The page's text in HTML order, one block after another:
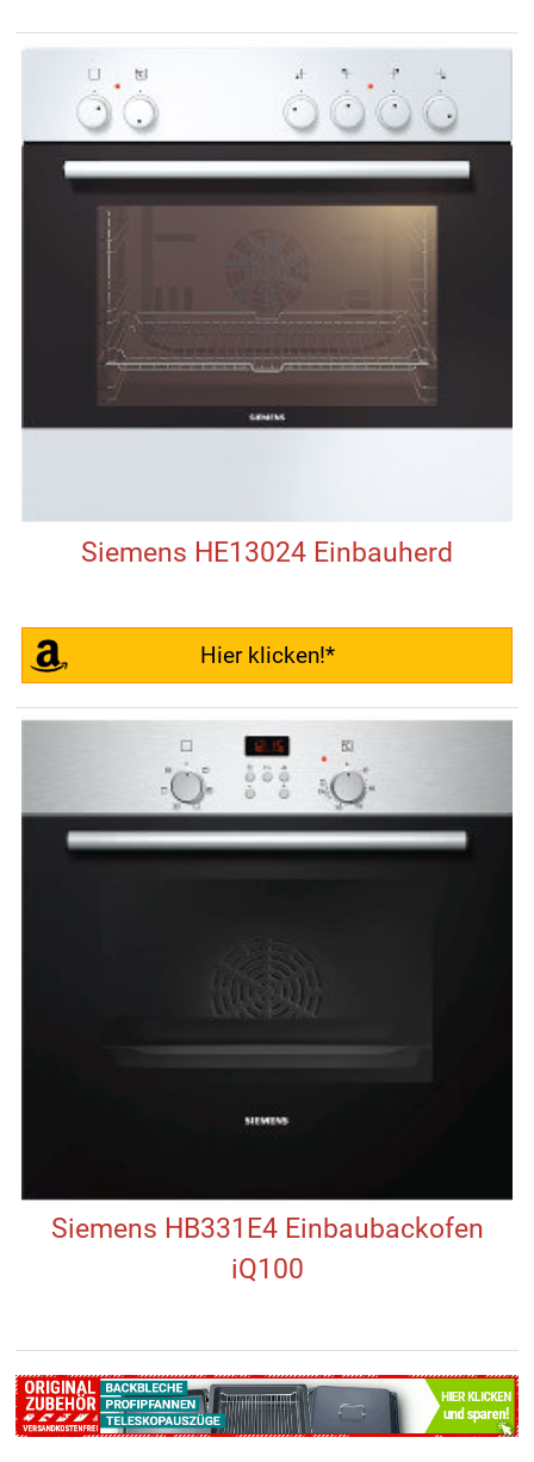
Siemens HE13024 Einbauherd
Hier klicken!*
Siemens HB331E4 Einbaubackofen
iQ100